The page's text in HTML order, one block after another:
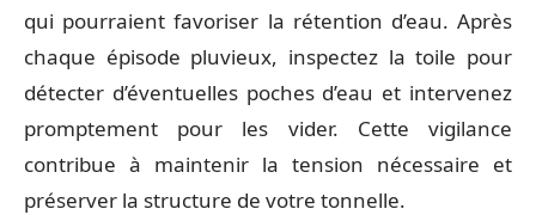
qui pourraient favoriser la rétention d’eau. Après
chaque épisode pluvieux, inspectez la toile pour
détecter d’éventuelles poches d’eau et intervenez
promptement pour les vider. Cette vigilance
contribue à maintenir la tension nécessaire et
préserver la structure de votre tonnelle.